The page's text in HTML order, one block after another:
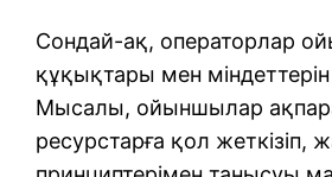
Сондай-ақ, операторлар
құқықтары мен міндеттерін
Мысалы, ойыншылар
ресурстарға қол жеткізіп,